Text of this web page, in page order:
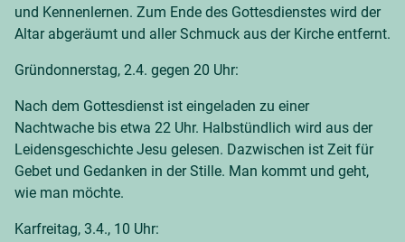
und Kennenlernen. Zum Ende des Gottesdienstes wird der
Altar abgeräumt und aller Schmuck aus der Kirche entfernt.
Gründonnerstag, 2.4. gegen 20 Uhr:
Nach dem Gottesdienst ist eingeladen zu einer
Nachtwache bis etwa 22 Uhr. Halbstündlich wird aus der
Leidensgeschichte Jesu gelesen. Dazwischen ist Zeit für
Gebet und Gedanken in der Stille. Man kommt und geht,
wie man möchte.
Karfreitag, 3.4., 10 Uhr: